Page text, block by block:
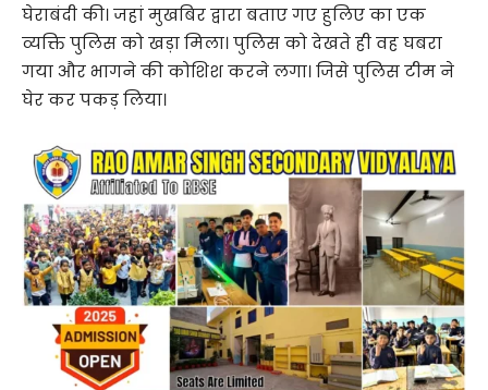
घेराबंदी की। जहां मुखबिर द्वारा बताए गए हुलिए का एक
व्यक्ति पुलिस को खड़ा मिला। पुलिस को देखते ही वह घबरा
गया और भागने की कोशिश करने लगा। जिसे पुलिस टीम ने
घेर कर पकड़ लिया।